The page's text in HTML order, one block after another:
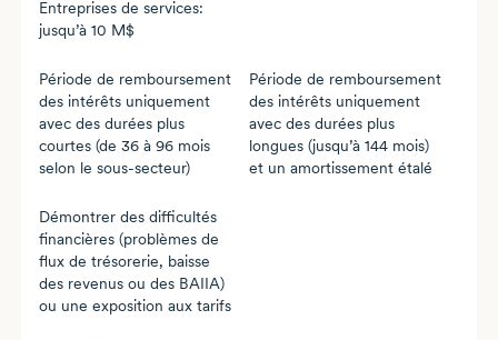
Entreprises de services:
jusqu’à 10 M$
Période de remboursement
des intérêts uniquement
avec des durées plus
courtes (de 36 à 96 mois
selon le sous-secteur)
Période de remboursement
des intérêts uniquement
avec des durées plus
longues (jusqu’à 144 mois)
et un amortissement étalé
Démontrer des difficultés
financières (problèmes de
flux de trésorerie, baisse
des revenus ou des BAIIA)
ou une exposition aux tarifs